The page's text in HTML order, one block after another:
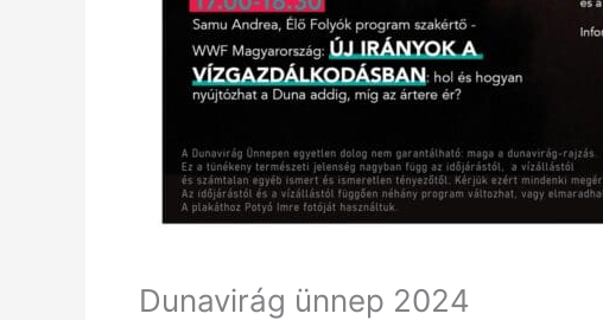
Dunavirág ünnep 2024